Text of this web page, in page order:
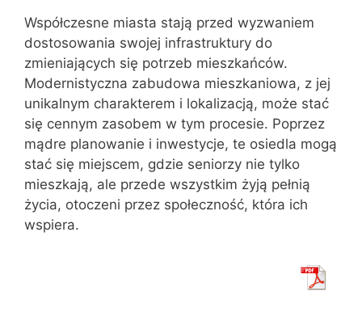
Współczesne miasta stają przed wyzwaniem
dostosowania swojej infrastruktury do
zmieniających się potrzeb mieszkańców.
Modernistyczna zabudowa mieszkaniowa, z jej
unikalnym charakterem i lokalizacją, może stać
się cennym zasobem w tym procesie. Poprzez
mądre planowanie i inwestycje, te osiedla mogą
stać się miejscem, gdzie seniorzy nie tylko
mieszkają, ale przede wszystkim żyją pełnią
życia, otoczeni przez społeczność, która ich
wspiera.